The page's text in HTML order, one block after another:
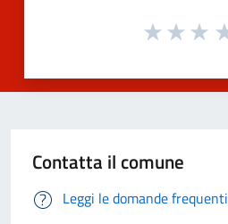
Contatta il comune
Leggi le domande frequenti